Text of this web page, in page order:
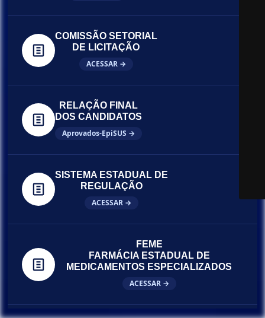
COMISSÃO SETORIAL
DE LICITAÇÃO
ACESSAR →
RELAÇÃO FINAL
DOS CANDIDATOS
Aprovados-EpiSUS →
SISTEMA ESTADUAL DE
REGULAÇÃO
ACESSAR →
FEME
FARMÁCIA ESTADUAL DE
MEDICAMENTOS ESPECIALIZADOS
ACESSAR →